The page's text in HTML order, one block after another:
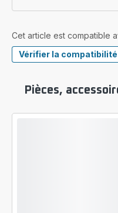
Cet article est compatible
Vérifier la compatibilité
Pièces,